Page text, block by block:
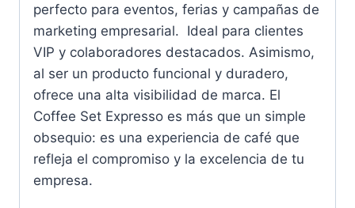
perfecto para eventos, ferias y campañas de
marketing empresarial. Ideal para clientes
VIP y colaboradores destacados. Asimismo,
al ser un producto funcional y duradero,
ofrece una alta visibilidad de marca. El
Coffee Set Expresso es más que un simple
obsequio: es una experiencia de café que
refleja el compromiso y la excelencia de tu
empresa.